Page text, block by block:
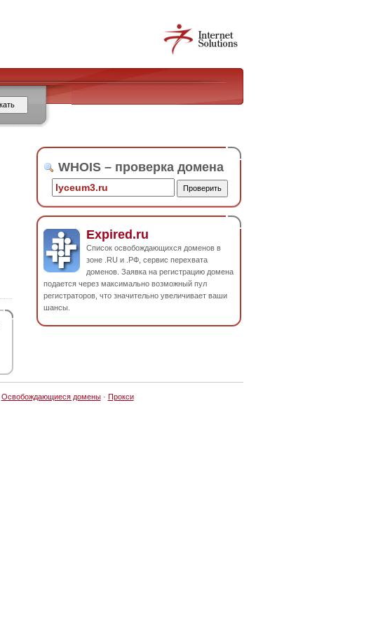
WHOIS – проверка домена
Expired.ru
Список освобождающихся доменов в
зоне .RU и .РФ, сервис перехвата
доменов. Заявка на регистрацию домена
подается через максимально возможный пул
регистраторов, что значительно увеличивает ваши
шансы.
Освобождающиеся домены· Прокси